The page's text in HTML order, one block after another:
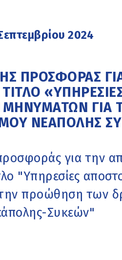
2024
ΠΡΟΣΦΟΡΑΣ
ΓΙΑ
ΝΕΑΠΟΛΗΣ
για την
"Υπηρεσίες
προώθηση των
Συκεών"